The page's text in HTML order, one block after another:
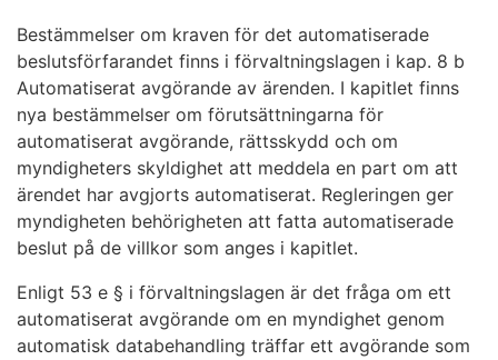
Bestämmelser om kraven för det automatiserade
beslutsförfarandet finns i förvaltningslagen i kap. 8 b
Automatiserat avgörande av ärenden. I kapitlet finns
nya bestämmelser om förutsättningarna för
automatiserat avgörande, rättsskydd och om
myndigheters skyldighet att meddela en part om att
ärendet har avgjorts automatiserat. Regleringen ger
myndigheten behörigheten att fatta automatiserade
beslut på de villkor som anges i kapitlet.
Enligt 53 e § i förvaltningslagen är det fråga om ett
automatiserat avgörande om en myndighet genom
automatisk databehandling träffar ett avgörande som